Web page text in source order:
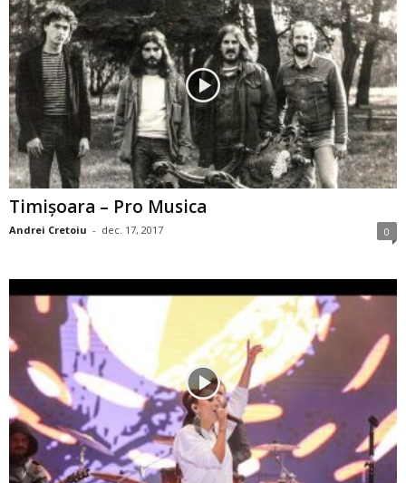
Timişoara – Pro Musica
Andrei Cretoiu - dec. 17, 2017 0